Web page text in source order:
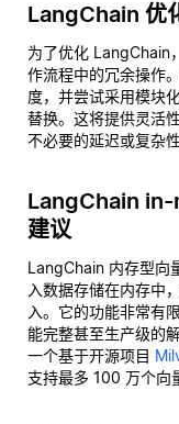
LangChain 优
为了优化 LangChain
作流程中的冗余操作
度，并尝试采用模块
替换。这将提供灵活
不必要的延迟或复杂性
LangChain
建议
LangChain 内存型向
入数据存储在内存中
入。它的功能非常有
能完整甚至生产级的
一个基于开源项目
支持最多 100 万个向